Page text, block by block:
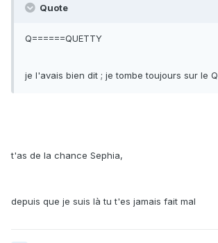
Quote
Q======QUETTY
je l'avais bien dit ; je tombe toujours sur le Q
t'as de la chance Sephia,
depuis que je suis là tu t'es jamais fait mal